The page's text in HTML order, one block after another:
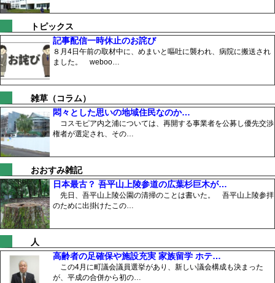
トピックス
記事配信一時休止のお詫び
８月4日午前の取材中に、めまいと嘔吐に襲われ、病院に搬送され
ました。 weboo…
雑草（コラム）
悶々とした思いの地域住民なのか…
コスモピア内之浦については、再開する事業者を公募し優先交渉
権者が選定され、その…
おおすみ雑記
日本最古？ 吾平山上陵参道の広葉杉巨木が…
先日、吾平山上陵公園の清掃のことは書いた。 吾平山上陵参拝
のために出掛けたこの…
人
高齢者の足確保や施設充実 家族留学 ホテ…
この4月に町議会議員選挙があり、新しい議会構成も決まった
が、平成の合併から初の…